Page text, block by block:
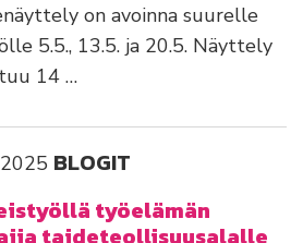
on avoinna suurelle
5.5., 13.5. ja 20.5. Näyttely
14 …
BLOGIT
työelämän